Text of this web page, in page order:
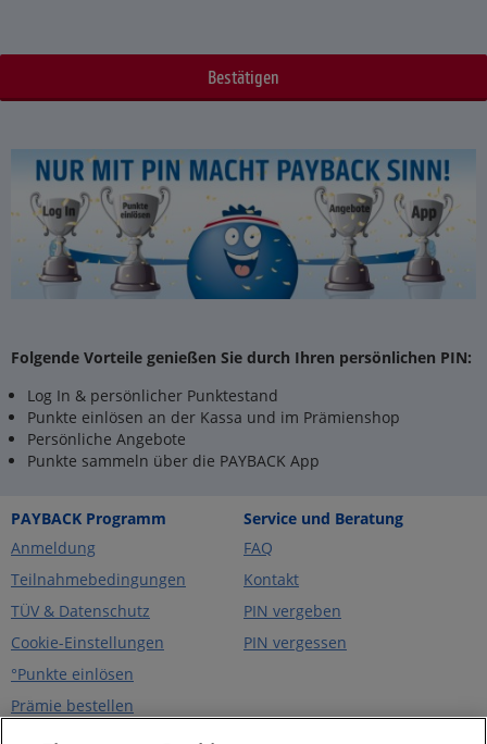
Folgende Vorteile genießen Sie durch Ihren persönlichen PIN:
Log In & persönlicher Punktestand
Punkte einlösen an der Kassa und im Prämienshop
Persönliche Angebote
Punkte sammeln über die PAYBACK App
PAYBACK Programm
Anmeldung
Teilnahmebedingungen
TÜV & Datenschutz
Cookie-Einstellungen
°Punkte einlösen
Prämie bestellen
Service und Beratung
FAQ
Kontakt
PIN vergeben
PIN vergessen